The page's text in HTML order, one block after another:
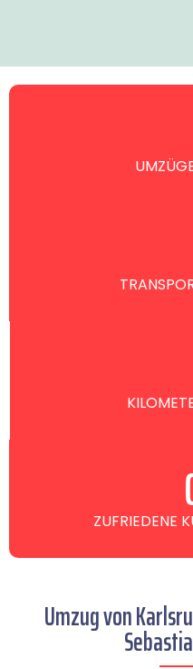
ZUFRIEDENE
Umzug von